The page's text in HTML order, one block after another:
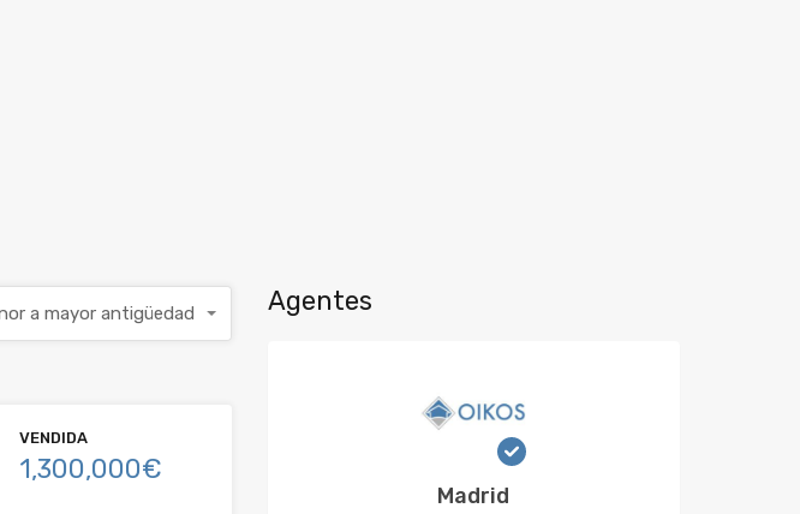
a mayor antigüedad
VENDIDA
1,300,000€
Agentes
Madrid